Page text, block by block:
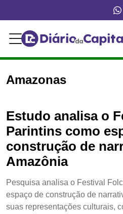
Amazonas
Estudo analisa o
Parintins como
construção de
Amazônia
Pesquisa analisa o Festival
espaço de construção de
suas representações culturais,